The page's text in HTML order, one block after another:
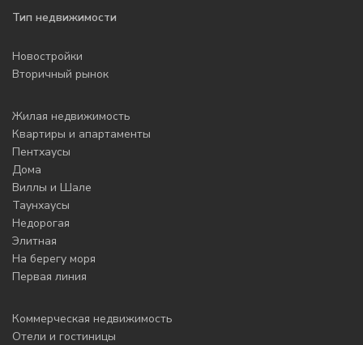
Тип недвижимости
Новостройки
Вторичный рынок
Жилая недвижимость
Квартиры и апартаменты
Пентхаусы
Дома
Виллы и Шале
Таунхаусы
Недорогая
Элитная
На берегу моря
Первая линия
Коммерческая недвижимость
Отели и гостиницы